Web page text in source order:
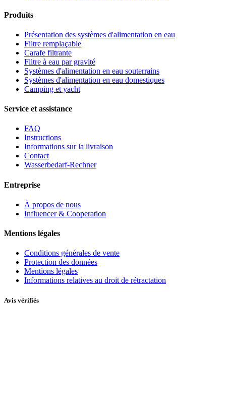
Produits
Présentation des systèmes d'alimentation en eau
Filtre remplaçable
Carafe filtrante
Filtre à eau par gravité
Systèmes d'alimentation en eau souterrains
Systèmes d'alimentation en eau domestiques
Camping et yacht
Service et assistance
FAQ
Instructions
Informations sur la livraison
Contact
Wasserbedarf-Rechner
Entreprise
À propos de nous
Influencer & Cooperation
Mentions légales
Conditions générales de vente
Protection des données
Mentions légales
Informations relatives au droit de rétractation
Avis vérifiés